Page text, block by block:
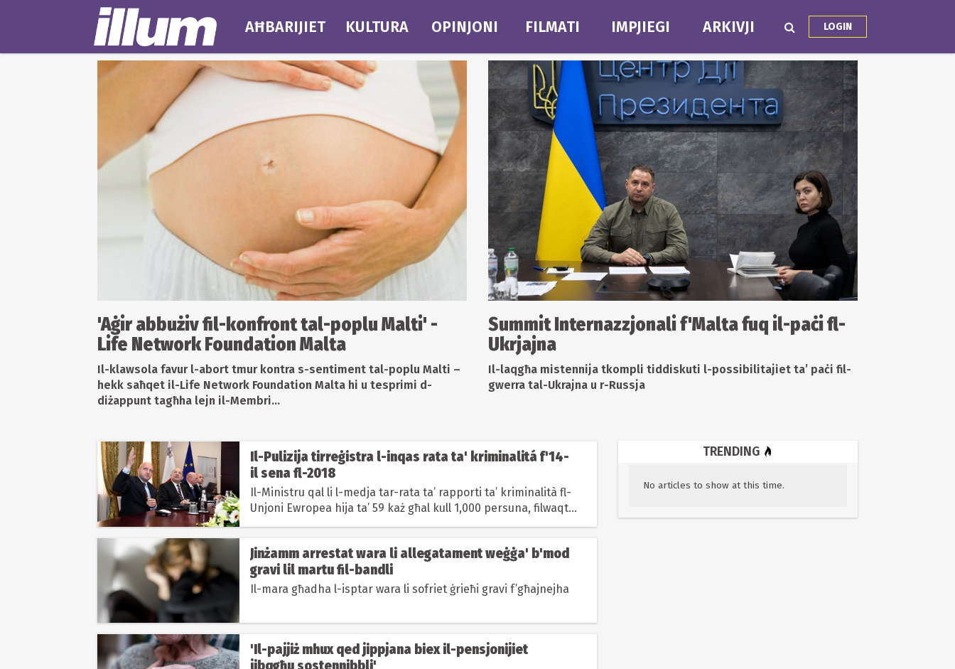
AĦBARIJIET KULTURA OPINJONI FILMATI IMPJIEGI ARKIVJI LOGIN
'Aġir abbużiv fil-konfront tal-poplu Malti' -
Life Network Foundation Malta
Il-klawsola favur l-abort tmur kontra s-sentiment tal-poplu Malti –
hekk saħqet il-Life Network Foundation Malta hi u tesprimi d-
diżappunt tagħha lejn il-Membri...
Summit Internazzjonali f'Malta fuq il-paċi fl-
Ukrjajna
Il-laqgħa mistennija tkompli tiddiskuti l-possibilitajiet ta’ paċi fil-
gwerra tal-Ukrajna u r-Russja
Il-Pulizija tirreġistra l-inqas rata ta' kriminalitá f'14-
il sena fl-2018
Il-Ministru qal li l-medja tar-rata ta’ rapporti ta’ kriminalità fl-
Unjoni Ewropea hija ta’ 59 każ għal kull 1,000 persuna, filwaqt...
Jinżamm arrestat wara li allegatament weġġa' b'mod
gravi lil martu fil-bandli
Il-mara għadha l-isptar wara li sofriet ġrieħi gravi f’għajnejha
'Il-pajjiż mhux qed jippjana biex il-pensjonijiet
TRENDING